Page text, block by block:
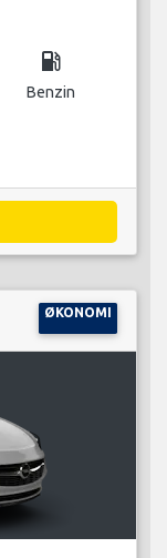
local_gas_station
Benzin
ØKONOMI